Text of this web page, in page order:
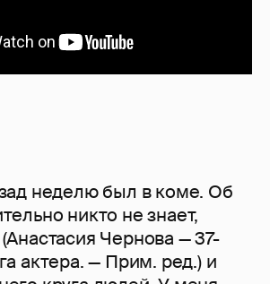
неделю был в коме. Об
никто не знает,
Чернова — 37-
актера. — Прим. ред.) и